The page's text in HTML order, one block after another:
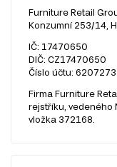
Furniture Retail
Konzumní 253/14,
IČ: 17470650
DIČ: CZ17470650
Číslo účtu:
Firma Furniture
rejstříku, vedeného
vložka 372168.